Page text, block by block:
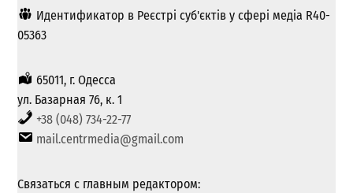
Идентификатор в Реєстрі суб'єктів у сфері медіа R40-
05363
65011, г. Одесса
ул. Базарная 76, к. 1
+38 (048) 734-22-77
mail.centrmedia@gmail.com
Связаться с главным редактором: